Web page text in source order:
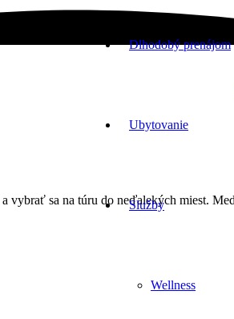
Dlhodobý prenájom
Ubytovanie
Služby
Wellness
a vybrať sa na túru do neďalekých miest.